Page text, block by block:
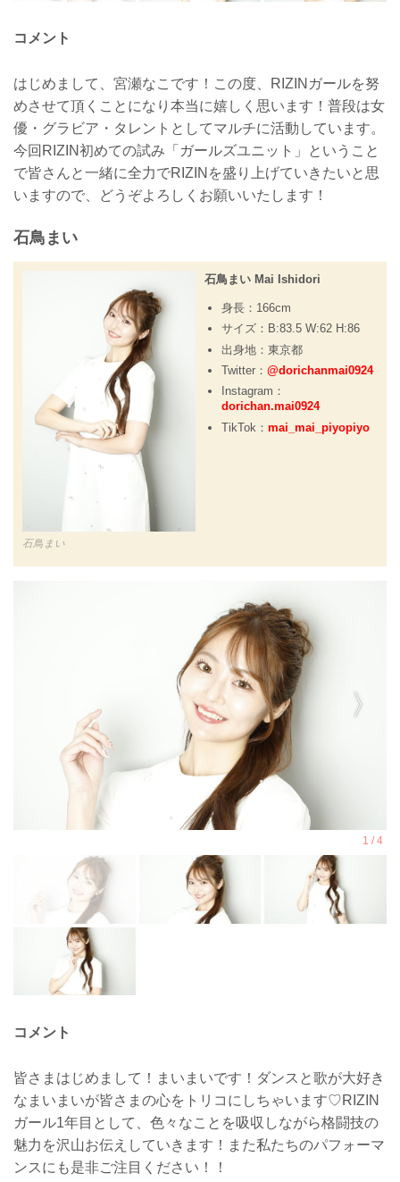
コメント
はじめまして、宮瀬なこです！この度、RIZINガールを努
めさせて頂くことになり本当に嬉しく思います！普段は女
優・グラビア・タレントとしてマルチに活動しています。
今回RIZIN初めての試み「ガールズユニット」ということ
で皆さんと一緒に全力でRIZINを盛り上げていきたいと思
いますので、どうぞよろしくお願いいたします！
石鳥まい
石鳥まい
石鳥まい Mai Ishidori
身長：166cm
サイズ：B:83.5 W:62 H:86
出身地：東京都
Twitter： @dorichanmai0924
Instagram：
dorichan.mai0924
TikTok： mai_mai_piyopiyo
コメント
皆さまはじめまして！まいまいです！ダンスと歌が大好き
なまいまいが皆さまの心をトリコにしちゃいます♡RIZIN
ガール1年目として、色々なことを吸収しながら格闘技の
魅力を沢山お伝えしていきます！また私たちのパフォーマ
ンスにも是非ご注目ください！！